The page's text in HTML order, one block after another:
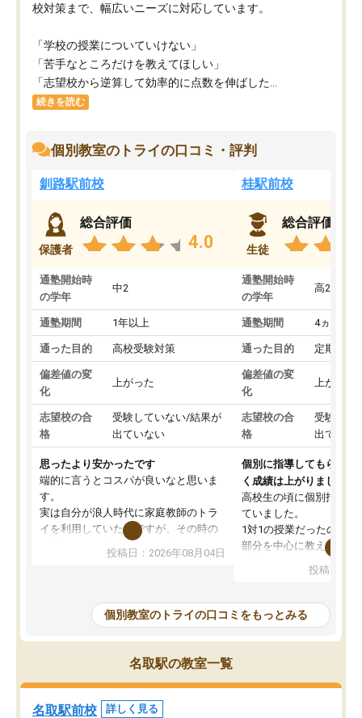
校対策まで、幅広いニーズに対応しています。​
「学校の授業についていけない」​
「苦手なところだけを教えてほしい」​
「志望校から逆算して効率的に点数を伸ばした...
続きを読む
個別教室のトライの口コミ・評判
釧路駅前校
保護者
総合評価
4.0
通塾開始時
の学年
中2
通塾期間 1年以上
通った目的 高校受験対策
偏差値の変
化
上がった
志望校の合
格
受験していない/結果が
出ていない
思ったより安かったです
端的に言うとコスパが良いなと思いま
す。
実は自分が浪人時代に家庭教師のトラ
イを利用していたのですが、その時の
月謝がとても高くトライに良いイメー
ジがありませんでした。
し始めた形です。
しかし、以前とは違い料金がリーズナ
ブルでびっくりしました。
通って1年以上ですが、勉強への取り組
み方が真っすぐに変化（率先して自宅
で復習や予習をする）し成績も向上し
ています。
投稿日：2026年08月04日
桂駅前校
生徒
総合評価
通塾開始時
の学年
高2
通塾期間 4ヵ月～1
通った目的 定期テス
偏差値の変
化
上がった
志望校の合
格
受験して
出ていな
個別に指導してもらえる
く成績は上がりました。
高校生の頃に個別指導の
ていました。
1対1の授業だったので、
部分を中心に教えてもら
わからないところもそ
もらえたので、勉強への
しずつなくなりました。
その結果成績も上がり、
たのを覚えています。
投稿日：
個別教室のトライの口コミをもっとみる
名取駅の教室一覧
名取駅前校 詳しく見る